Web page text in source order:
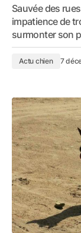
Sauvée des
impatience de
surmonter son
Actu chien 7